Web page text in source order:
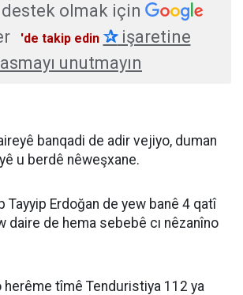
olmak için
'de takip edin ✰işaretine
unutmayın
banqadi de adir vejiyo, duman
u berdê nêweşxane.
Tayyip Erdoğan de yew banê 4 qatî
daire de hema sebebê cı nêzanîno
herême tîmê Tenduristiya 112 ya